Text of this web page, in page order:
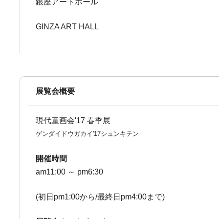
銀座アートホール
GINZA ART HALL
展覧会概要
現代童画会'17 春季展
ゲンダイドウガカイ'17シュンキテン
開催時間
am11:00 ～ pm6:30
(初日pm1:00から/最終日pm4:00まで)